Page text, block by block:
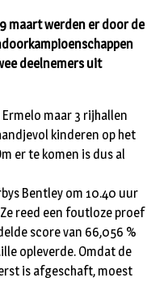
9 maart werden er door de
deelnemers uit
Ermelo maar 3 rijhallen
kinderen op het
er te komen is dus al
Bentley om 10.40 uur
reed een foutloze proef
score van 66,056 %
opleverde. Omdat de
is afgeschaft, moest